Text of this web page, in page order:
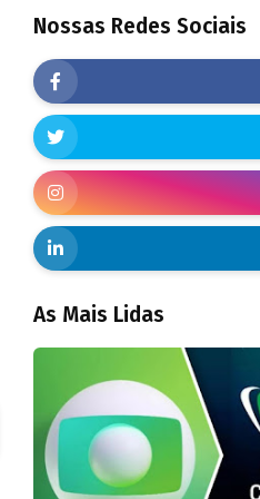
Nossas Redes Sociais
As Mais Lidas